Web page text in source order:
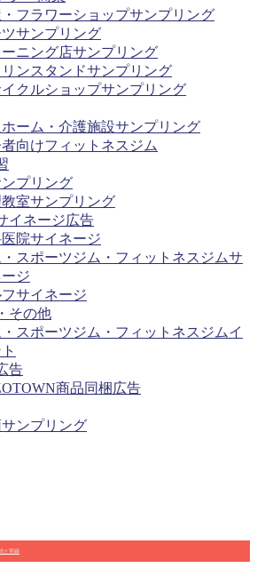
フラワーショップサンプリング
ツサンプリング
ーニング店サンプリング
リンスタンドサンプリング
イクルショップサンプリング
ーム・介護施設サンプリング
向けフィットネスジム
プリング
室サンプリング
イネージ広告
院サイネージ
・スポーツジム・フィットネスジムサ
ジ
フサイネージ
その他
・スポーツジム・フィットネスジムイ
告
商品同梱広告
ンプリング